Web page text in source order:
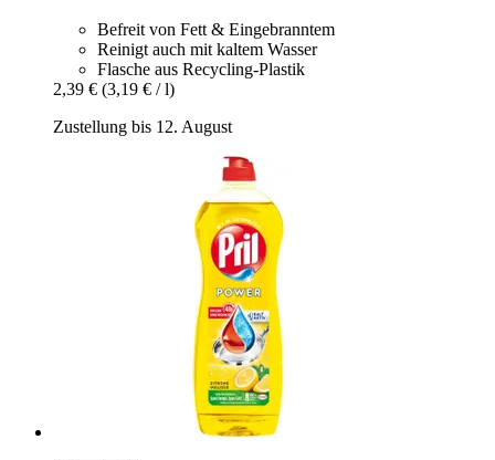
Befreit von Fett & Eingebranntem
Reinigt auch mit kaltem Wasser
Flasche aus Recycling-Plastik
2,39 € (3,19 € / l)
Zustellung bis 12. August